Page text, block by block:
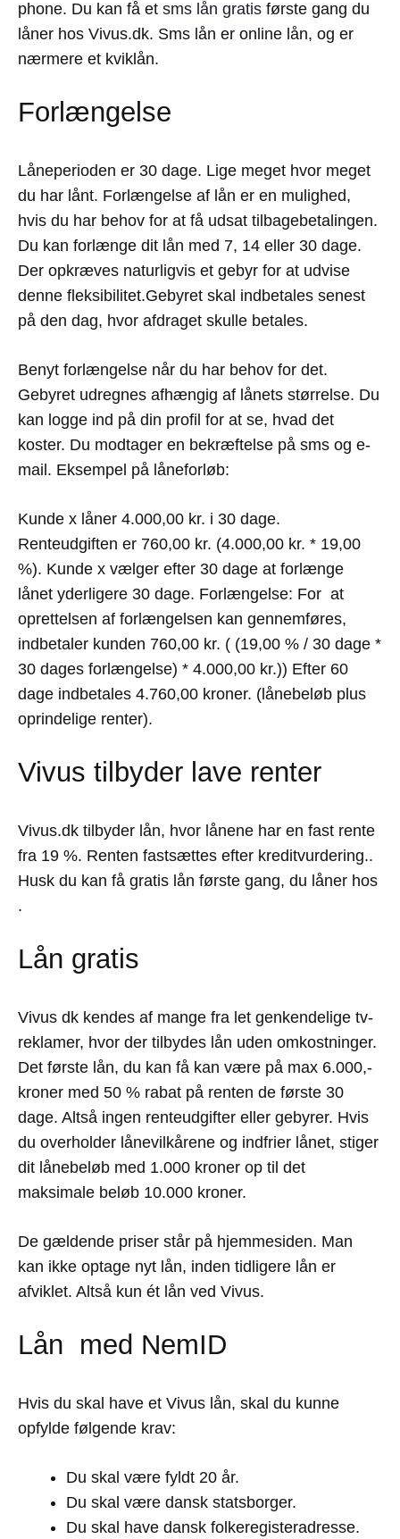
phone. Du kan få et sms lån gratis første gang du
låner hos Vivus.dk. Sms lån er online lån, og er
nærmere et kviklån.
Forlængelse
Låneperioden er 30 dage. Lige meget hvor meget
du har lånt. Forlængelse af lån er en mulighed,
hvis du har behov for at få udsat tilbagebetalingen.
Du kan forlænge dit lån med 7, 14 eller 30 dage.
Der opkræves naturligvis et gebyr for at udvise
denne fleksibilitet.Gebyret skal indbetales senest
på den dag, hvor afdraget skulle betales.
Benyt forlængelse når du har behov for det.
Gebyret udregnes afhængig af lånets størrelse. Du
kan logge ind på din profil for at se, hvad det
koster. Du modtager en bekræftelse på sms og e-
mail. Eksempel på låneforløb:
Kunde x låner 4.000,00 kr. i 30 dage.
Renteudgiften er 760,00 kr. (4.000,00 kr. * 19,00
%). Kunde x vælger efter 30 dage at forlænge
lånet yderligere 30 dage. Forlængelse: For at
oprettelsen af forlængelsen kan gennemføres,
indbetaler kunden 760,00 kr. ( (19,00 % / 30 dage *
30 dages forlængelse) * 4.000,00 kr.)) Efter 60
dage indbetales 4.760,00 kroner. (lånebeløb plus
oprindelige renter).
Vivus tilbyder lave renter
Vivus.dk tilbyder lån, hvor lånene har en fast rente
fra 19 %. Renten fastsættes efter kreditvurdering..
Husk du kan få gratis lån første gang, du låner hos
.
Lån gratis
Vivus dk kendes af mange fra let genkendelige tv-
reklamer, hvor der tilbydes lån uden omkostninger.
Det første lån, du kan få kan være på max 6.000,-
kroner med 50 % rabat på renten de første 30
dage. Altså ingen renteudgifter eller gebyrer. Hvis
du overholder lånevilkårene og indfrier lånet, stiger
dit lånebeløb med 1.000 kroner op til det
maksimale beløb 10.000 kroner.
De gældende priser står på hjemmesiden. Man
kan ikke optage nyt lån, inden tidligere lån er
afviklet. Altså kun ét lån ved Vivus.
Lån med NemID
Hvis du skal have et Vivus lån, skal du kunne
opfylde følgende krav:
Du skal være fyldt 20 år.
Du skal være dansk statsborger.
Du skal have dansk folkeregisteradresse.